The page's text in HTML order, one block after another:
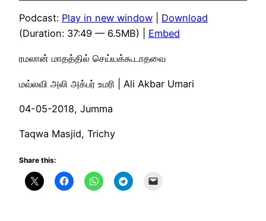
Podcast: Play in new window
Download
(Duration: 37:49 — 6.5MB) | Embed
ரமலான் மாதத்தில் செய்யக்கூடாதவை
மவ்லவி அலி அக்பர் உமரி | Ali Akbar Umari
04-05-2018, Jumma
Taqwa Masjid, Trichy
Share this: